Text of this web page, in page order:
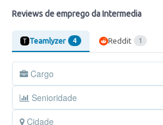
Reviews de emprego da Intermedia
Teamlyzer 4 Reddit 1
Cargo
Senioridade
Cidade